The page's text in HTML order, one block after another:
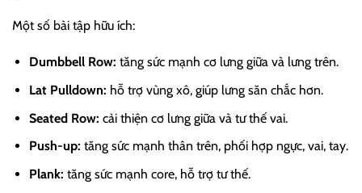
Một số bài tập hữu ích:
Dumbbell Row: tăng sức mạnh cơ lưng giữa và lưng trên.
Lat Pulldown: hỗ trợ vùng xô, giúp lưng săn chắc hơn.
Seated Row: cải thiện cơ lưng giữa và tư thế vai.
Push-up: tăng sức mạnh thân trên, phối hợp ngực, vai, tay.
Plank: tăng sức mạnh core, hỗ trợ tư thế.